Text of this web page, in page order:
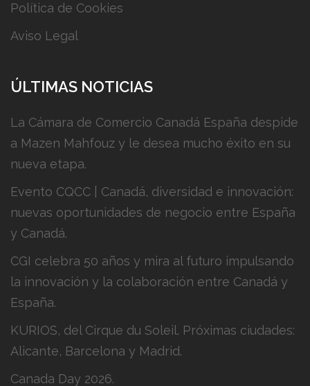
Política de Cookies
Aviso Legal
ÚLTIMAS NOTICIAS
La Cámara de Comercio Canadá España despide
a Mazen Mahfouz y le desea mucho éxito en su
nueva etapa.
Evento CQCC | Canadá, diversidad e innovación:
nuevas oportunidades de negocio entre España
y Canadá.
CGI celebra 50 años y mira al futuro impulsando
la innovación y la colaboración entre Canadá y
España.
KURIOS, del Cirque du Soleil. Próximas ciudades:
Alicante, Barcelona y Madrid.
Canada Day 2026.